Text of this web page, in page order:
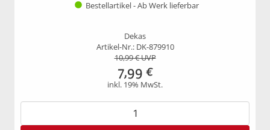
Bestellartikel - Ab Werk lieferbar
Dekas
Artikel-Nr.: DK-879910
10,99€ UVP
7,99 €
inkl. 19% MwSt.